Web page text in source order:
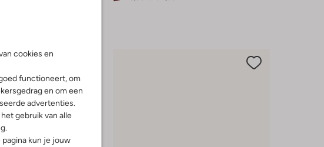
cookies en
functioneert, om
en om een
advertenties.
gebruik van alle
.
kun je jouw